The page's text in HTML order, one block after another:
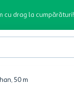
cu drag la cumpărături!
50 m